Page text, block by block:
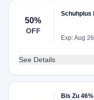
50%
OFF
Schuhplus
Exp: Aug
See Details
Bis Zu